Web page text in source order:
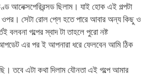
আনেক্সপেরিরন্সড ছিলাম। যাই হোক এই গল্পটা
ওপর। সেটা রোল প্লে হতে পারে আবার অন্য কিছু ও
বলবনা গল্পের স্বাদ টা তাহলে পুরো নষ্ট
এর পর ই আপনারা ধরে ফেলবেন আমি ঠিক
তবে এটা কথা দিলাম যৌনতা এই গল্পে আমার